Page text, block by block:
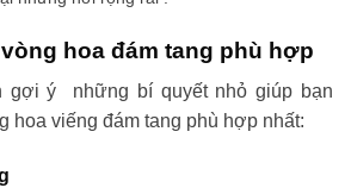
hoa đám tang phù hợp
gợi ý những bí quyết nhỏ giúp bạn
hoa viếng đám tang phù hợp nhất: